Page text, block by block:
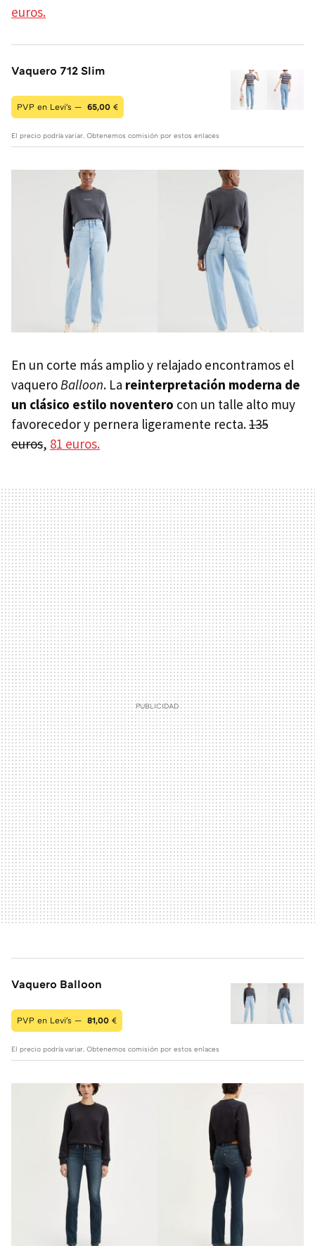
euros.
Vaquero 712 Slim
PVP en Levi's — 65,00 €
El precio podría variar. Obtenemos comisión por estos enlaces
En un corte más amplio y relajado encontramos el
vaquero Balloon. La reinterpretación moderna de
un clásico estilo noventero con un talle alto muy
favorecedor y pernera ligeramente recta.135
euros, 81 euros.
Vaquero Balloon
PVP en Levi's — 81,00 €
El precio podría variar. Obtenemos comisión por estos enlaces